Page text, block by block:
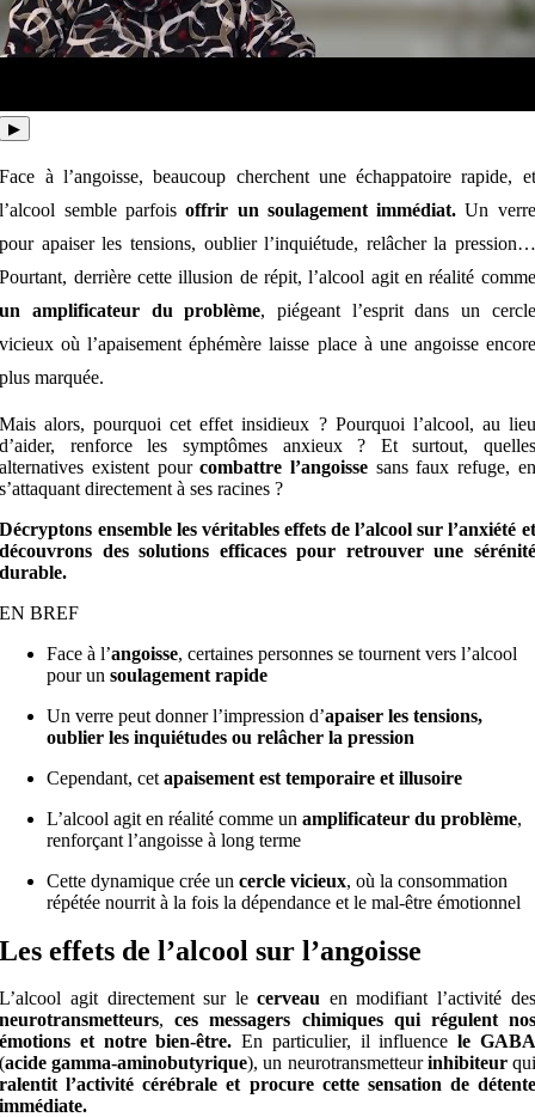
▶
Face à l’angoisse, beaucoup cherchent une échappatoire rapide, et
l’alcool semble parfoisoffrir un soulagement immédiat. Un verre
pour apaiser les tensions, oublier l’inquiétude, relâcher la pression…
Pourtant, derrière cette illusion de répit, l’alcool agit en réalité comme
un amplificateur du problème, piégeant l’esprit dans un cercle
vicieux où l’apaisement éphémère laisse place à une angoisse encore
plus marquée.
Mais alors, pourquoi cet effet insidieux ? Pourquoi l’alcool, au lieu
d’aider, renforce les symptômes anxieux ? Et surtout, quelles
alternatives existent pourcombattre l’angoisse sans faux refuge, en
s’attaquant directement à ses racines ?
Décryptons ensemble les véritables effets de l’alcool sur l’anxiété et
découvrons des solutions efficaces pour retrouver une sérénité
durable.
EN BREF
Face à l’angoisse, certaines personnes se tournent vers l’alcool
pour unsoulagement rapide
Un verre peut donner l’impression d’apaiser les tensions,
oublier les inquiétudes ou relâcher la pression
Cependant, cetapaisement est temporaire et illusoire
L’alcool agit en réalité comme unamplificateur du problème,
renforçant l’angoisse à long terme
Cette dynamique crée uncercle vicieux, où la consommation
répétée nourrit à la fois la dépendance et le mal-être émotionnel
Les effets de l’alcool sur l’angoisse
L’alcool agit directement sur lecerveau en modifiant l’activité des
neurotransmetteurs,ces messagers chimiques qui régulent nos
émotions et notre bien-être. En particulier, il influence le GABA
(acide gamma-aminobutyrique), un neurotransmetteurinhibiteur qui
ralentit l’activité cérébrale et procure cette sensation de détente
immédiate.